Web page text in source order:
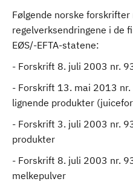
Følgende norske
regelverksendringene i de
EØS/-EFTA-statene:
- Forskrift 8. juli 2003 nr.
- Forskrift 13. mai 2013
lignende produkter
- Forskrift 3. juli 2003 nr.
produkter
- Forskrift 8. juli 2003 nr.
melkepulver